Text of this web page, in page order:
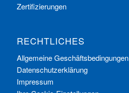
Zertifizierungen
RECHTLICHES
Allgemeine Geschäftsbedingungen
Datenschutzerklärung
Impressum